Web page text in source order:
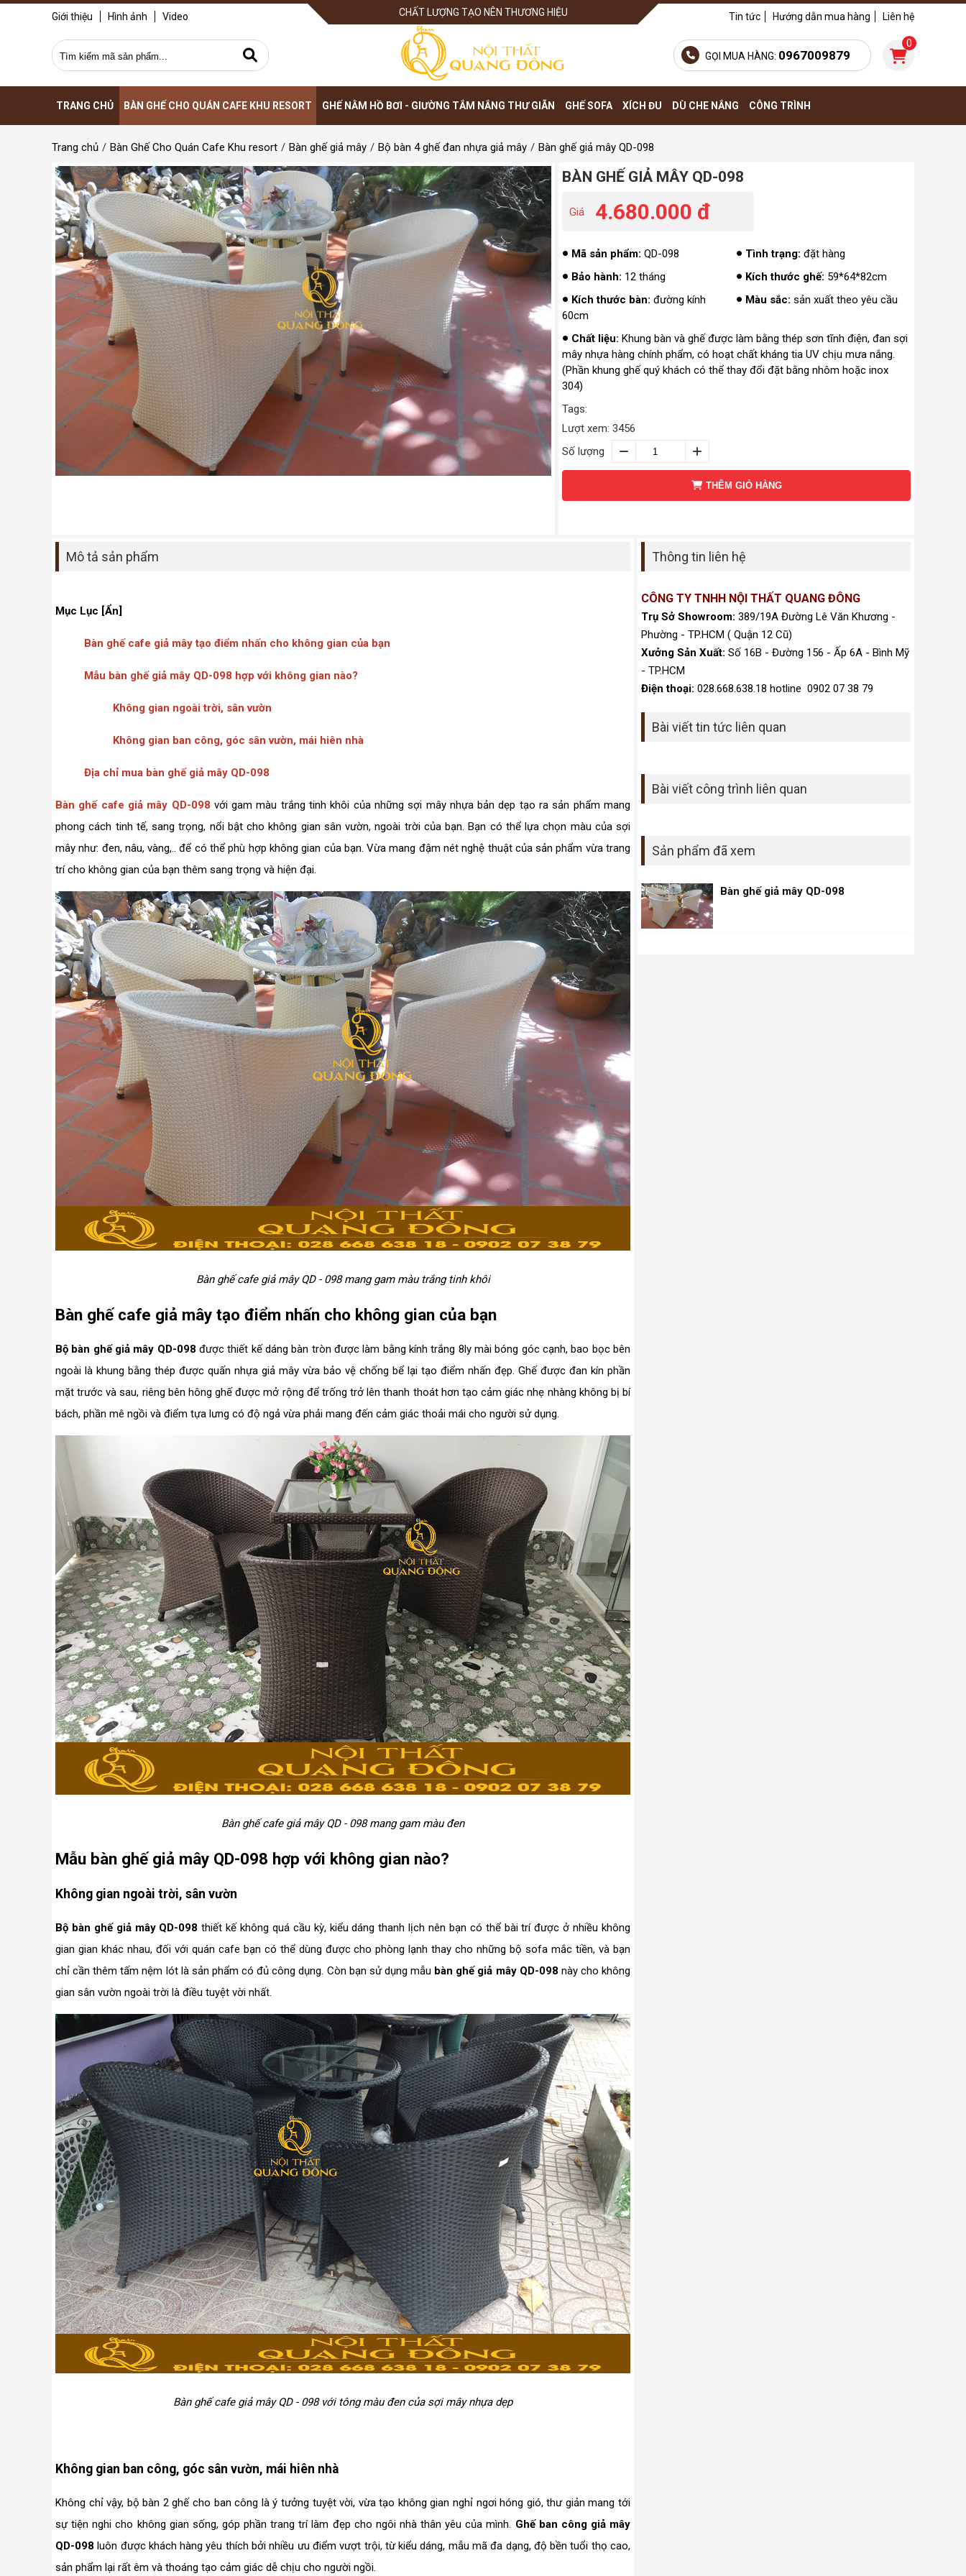
Giới thiệu Hình ảnh Video CHẤT LƯỢNG TẠO NÊN THƯƠNG HIỆU Liên hệ
Hướng dẫn mua hàng
Tin tức
GỌI MUA HÀNG: 0967009879
0
TRANG CHỦ BÀN GHẾ CHO QUÁN CAFE KHU RESORT GHẾ NẰM HỒ BƠI - GIƯỜNG TẮM NẮNG THƯ GIÃN GHẾ SOFA XÍCH ĐU DÙ CHE NẮNG CÔNG TRÌNH
Trang chủ Bàn Ghế Cho Quán Cafe Khu resort Bàn ghế giả mây Bộ bàn 4 ghế đan nhựa giả mây Bàn ghế giả mây QD-098
BÀN GHẾ GIẢ MÂY QD-098
Giá 4.680.000 đ
Mã sản phẩm: QD-098 Tình trạng: đặt hàng
Bảo hành: 12 tháng Kích thước ghế: 59*64*82cm
Kích thước bàn: đường kính
60cm
Màu sắc: sản xuất theo yêu cầu
Chất liệu: Khung bàn và ghế được làm bằng thép sơn tĩnh điện, đan sợi
mây nhựa hàng chính phẩm, có hoạt chất kháng tia UV chịu mưa nắng.
(Phần khung ghế quý khách có thể thay đổi đặt bằng nhôm hoặc inox
304)
Tags:
Lượt xem: 3456
Số lượng
THÊM GIỎ HÀNG
Mô tả sản phẩm
Mục Lục [Ẩn]
Bàn ghế cafe giả mây tạo điểm nhấn cho không gian của bạn
Mẫu bàn ghế giả mây QD-098 hợp với không gian nào?
Không gian ngoài trời, sân vườn
Không gian ban công, góc sân vườn, mái hiên nhà
Địa chỉ mua bàn ghế giả mây QD-098
Bàn ghế cafe giả mây QD-098 với gam màu trắng tinh khôi của những sợi mây nhựa bản dẹp tạo ra sản phẩm mang
phong cách tinh tế, sang trọng, nổi bật cho không gian sân vườn, ngoài trời của bạn. Bạn có thể lựa chọn màu của sợi
mây như: đen, nâu, vàng,.. để có thể phù hợp không gian của bạn. Vừa mang đậm nét nghệ thuật của sản phẩm vừa trang
trí cho không gian của bạn thêm sang trọng và hiện đại.
Bàn ghế cafe giả mây QD - 098 mang gam màu trắng tinh khôi
Bàn ghế cafe giả mây tạo điểm nhấn cho không gian của bạn
Bộ bàn ghế giả mây QD-098 được thiết kế dáng bàn tròn được làm bằng kính trắng 8ly mài bóng góc cạnh, bao bọc bên
ngoài là khung bằng thép được quấn nhựa giả mây vừa bảo vệ chống bể lại tạo điểm nhấn đẹp. Ghế được đan kín phần
mặt trước và sau, riêng bên hông ghế được mở rộng để trống trở lên thanh thoát hơn tạo cảm giác nhẹ nhàng không bị bí
bách, phần mê ngồi và điểm tựa lưng có độ ngả vừa phải mang đến cảm giác thoải mái cho người sử dụng.
Bàn ghế cafe giả mây QD - 098 mang gam màu đen
Mẫu bàn ghế giả mây QD-098 hợp với không gian nào?
Không gian ngoài trời, sân vườn
Bộ bàn ghế giả mây QD-098 thiết kế không quá cầu kỳ, kiểu dáng thanh lịch nên bạn có thể bài trí được ở nhiều không
gian gian khác nhau, đối với quán cafe bạn có thể dùng được cho phòng lạnh thay cho những bộ sofa mắc tiền, và bạn
chỉ cần thêm tấm nệm lót là sản phẩm có đủ công dụng. Còn bạn sử dụng mẫu bàn ghế giả mây QD-098 này cho không
gian sân vườn ngoài trời là điều tuyệt vời nhất.
Bàn ghế cafe giả mây QD - 098 với tông màu đen của sợi mây nhựa dẹp
Không gian ban công, góc sân vườn, mái hiên nhà
Không chỉ vậy, bộ bàn 2 ghế cho ban công là ý tưởng tuyệt vời, vừa tạo không gian nghỉ ngơi hóng gió, thư giản mang tới
sự tiện nghi cho không gian sống, góp phần trang trí làm đẹp cho ngôi nhà thân yêu của mình. Ghế ban công giả mây
QD-098 luôn được khách hàng yêu thích bởi nhiều ưu điểm vượt trội, từ kiểu dáng, mẫu mã đa dạng, độ bền tuổi thọ cao,
sản phẩm lại rất êm và thoáng tạo cảm giác dễ chịu cho người ngồi.
Thông tin liên hệ
CÔNG TY TNHH NỘI THẤT QUANG ĐÔNG
Trụ Sở Showroom: 389/19A Đường Lê Văn Khương -
Phường - TP.HCM ( Quận 12 Cũ)
Xưởng Sản Xuất: Số 16B - Đường 156 - Ấp 6A - Bình Mỹ
- TP.HCM
Điện thoại: 028.668.638.18 hotline 0902 07 38 79
Bài viết tin tức liên quan
Bài viết công trình liên quan
Sản phẩm đã xem
Bàn ghế giả mây QD-098